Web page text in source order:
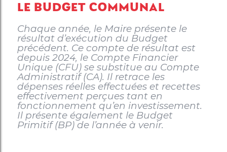
LE BUDGET COMMUNAL
Chaque année, le Maire présente le
résultat d’exécution du Budget
précédent. Ce compte de résultat est
depuis 2024, le Compte Financier
Unique (CFU) se substitue au Compte
Administratif (CA). Il retrace les
dépenses réelles effectuées et recettes
effectivement perçues tant en
fonctionnement qu’en investissement.
Il présente également le Budget
Primitif (BP) de l’année à venir.